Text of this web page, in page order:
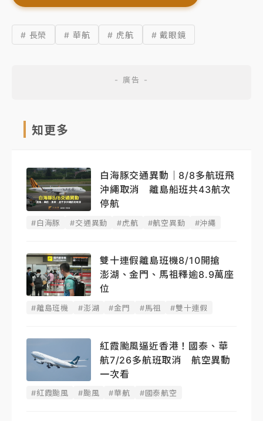
# 長榮 # 華航 # 虎航 # 戴眼鏡
知更多
白海豚交通異動｜8/8多航班飛
沖繩取消 離島船班共43航次
停航
#白海豚 #交通異動 #虎航 #航空異動 #沖繩
雙十連假離島班機8/10開搶
澎湖、金門、馬祖釋逾8.9萬座
位
#離島班機 #澎湖 #金門 #馬祖 #雙十連假
紅霞颱風逼近香港！國泰、華
航7/26多航班取消 航空異動
一次看
#紅霞颱風 #颱風 #華航 #國泰航空